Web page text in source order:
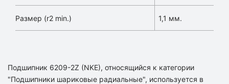
Размер (r2 min.) 1,1 мм.
Подшипник 6209-2Z (NKE), относящийся к категории
"Подшипники шариковые радиальные", используется в